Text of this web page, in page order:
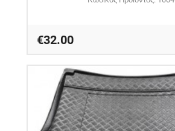
€32.00